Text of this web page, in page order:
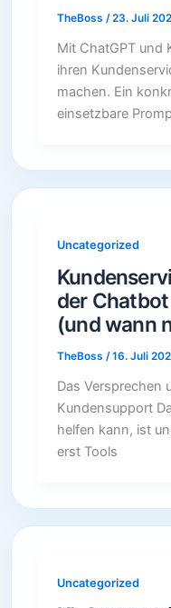
TheBoss /23. Juli
Mit ChatGPT und
ihren
machen. Ein
einsetzbare
Uncategorized
der
(und wann
TheBoss /16. Juli
Das Versprechen
Kundensupport
helfen kann, ist
erst Tools
Uncategorized